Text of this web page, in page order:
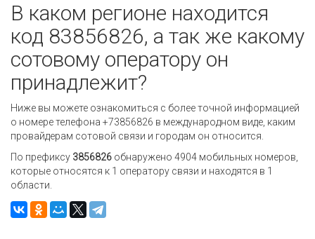
В каком регионе находится
код 83856826, а так же какому
сотовому оператору он
принадлежит?
Ниже вы можете ознакомиться с более точной информацией
о номере телефона +73856826 в международном виде, каким
провайдерам сотовой связи и городам он относится.
По префиксу 3856826 обнаружено 4904 мобильных номеров,
которые относятся к 1 оператору связи и находятся в 1
области.